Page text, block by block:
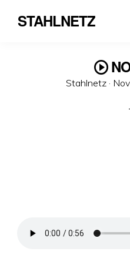
STAHLNETZ
Stahlnetz ·